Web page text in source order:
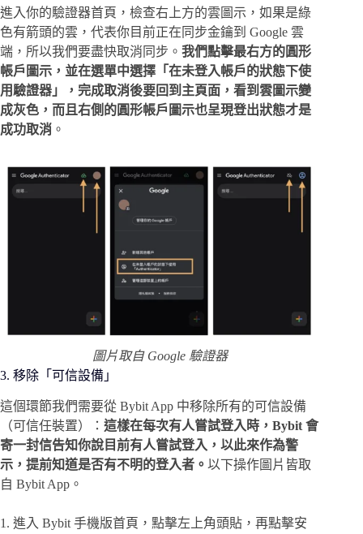
進入你的驗證器首頁，檢查右上方的雲圖示，如果是綠
色有箭頭的雲，代表你目前正在同步金鑰到 Google 雲
端，所以我們要盡快取消同步。 我們點擊最右方的圓形
帳戶圖示，並在選單中選擇「在未登入帳戶的狀態下使
用驗證器」，完成取消後要回到主頁面，看到雲圖示變
成灰色，而且右側的圓形帳戶圖示也呈現登出狀態才是
成功取消 。
圖片取自 Google 驗證器
3. 移除「可信設備」
這個環節我們需要從 Bybit App 中移除所有的可信設備
（可信任裝置）： 這樣在每次有人嘗試登入時，Bybit 會
寄一封信告知你說目前有人嘗試登入，以此來作為警
示，提前知道是否有不明的登入者。 以下操作圖片皆取
自 Bybit App。
1. 進入 Bybit 手機版首頁，點擊左上角頭貼，再點擊安